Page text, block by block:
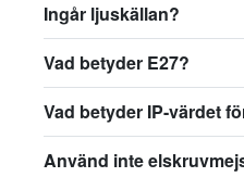
Ingår ljuskällan?
Vad betyder E27?
Vad betyder IP-värdet
Använd inte